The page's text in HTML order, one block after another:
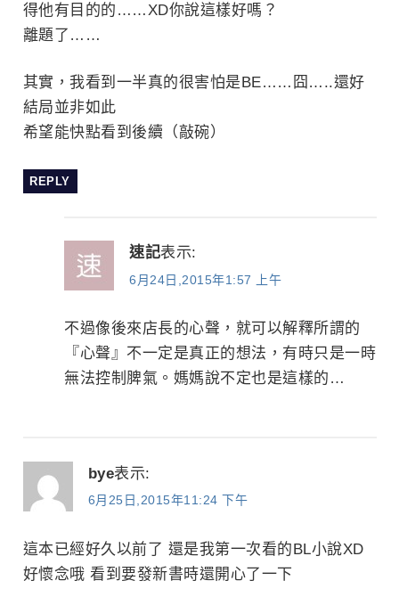
得他有目的的……XD你說這樣好嗎？
離題了……
其實，我看到一半真的很害怕是BE……囧…..還好
結局並非如此
希望能快點看到後續（敲碗）
REPLY
速記表示:
6月24日,2015年1:57 上午
不過像後來店長的心聲，就可以解釋所謂的
『心聲』不一定是真正的想法，有時只是一時
無法控制脾氣。媽媽說不定也是這樣的…
bye表示:
6月25日,2015年11:24 下午
這本已經好久以前了 還是我第一次看的BL小說XD
好懷念哦 看到要發新書時還開心了一下